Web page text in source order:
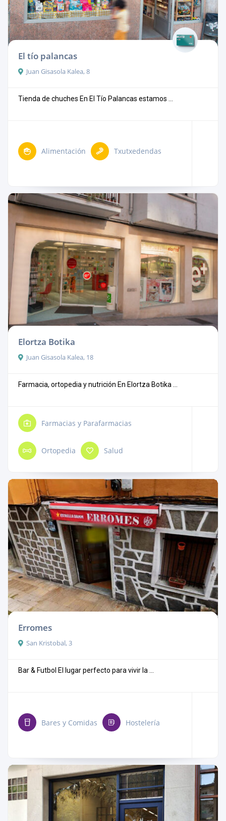
El tío palancas
Juan Gisasola Kalea, 8
Tienda de chuches En El Tío Palancas estamos ...
Alimentación Txutxedendas
Elortza Botika
Juan Gisasola Kalea, 18
Farmacia, ortopedia y nutrición En Elortza Botika ...
Farmacias y Parafarmacias
Ortopedia Salud
Erromes
San Kristobal, 3
Bar & Futbol El lugar perfecto para vivir la ...
Bares y Comidas Hostelería